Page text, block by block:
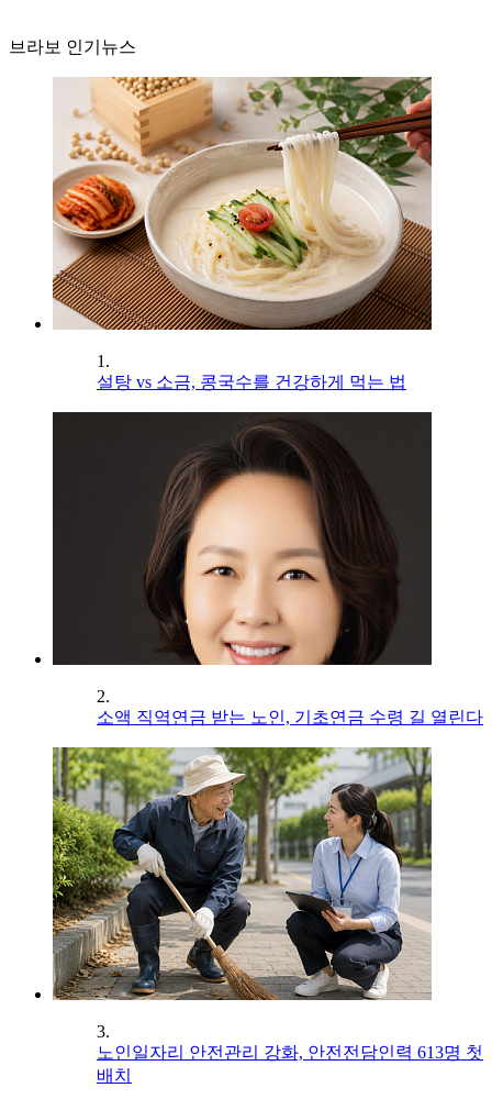
브라보 인기뉴스
1.
설탕 vs 소금, 콩국수를 건강하게 먹는 법
2.
소액 직역연금 받는 노인, 기초연금 수령 길 열린다
3.
노인일자리 안전관리 강화, 안전전담인력 613명 첫
배치